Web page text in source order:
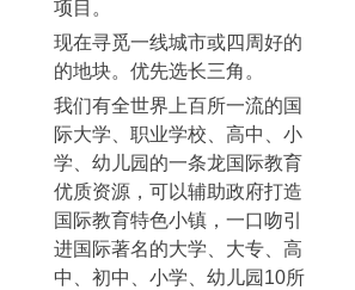
项目。
现在寻觅一线城市或四周好的
的地块。优先选长三角。
我们有全世界上百所一流的国
际大学、职业学校、高中、小
学、幼儿园的一条龙国际教育
优质资源，可以辅助政府打造
国际教育特色小镇，一口吻引
进国际著名的大学、大专、高
中、初中、小学、幼儿园10所